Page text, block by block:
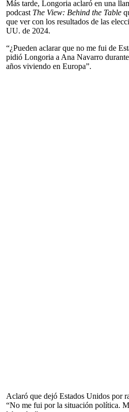
Más tarde, Longoria aclaró en una
podcast The View: Behind the Table
que ver con los resultados de las
UU. de 2024.
“¿Pueden aclarar que no me fui de
pidió Longoria a Ana Navarro
años viviendo en Europa”.
Aclaró que dejó Estados Unidos por
“No me fui por la situación política.